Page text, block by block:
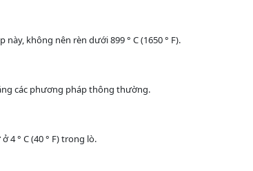
này, không nên rèn dưới 899 ° C (1650 ° F).
các phương pháp thông thường.
4 ° C (40 ° F) trong lò.